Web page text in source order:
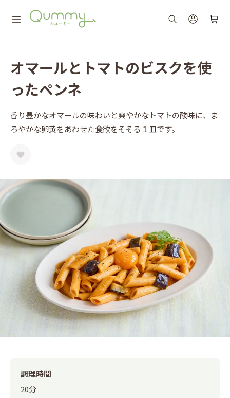
オマールとトマトのビスクを使
ったペンネ
香り豊かなオマールの味わいと爽やかなトマトの酸味に、ま
ろやかな卵黄をあわせた食欲をそそる１皿です。
調理時間
20分